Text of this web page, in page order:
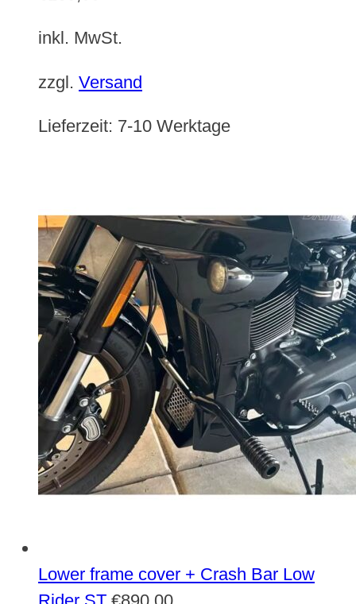
inkl. MwSt.
zzgl. Versand
Lieferzeit: 7-10 Werktage
Lower frame cover + Crash Bar Low